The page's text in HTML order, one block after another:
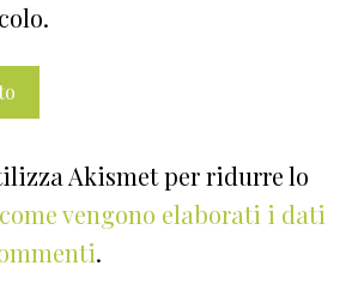
Akismet per ridurre lo
vengono elaborati i dati
.